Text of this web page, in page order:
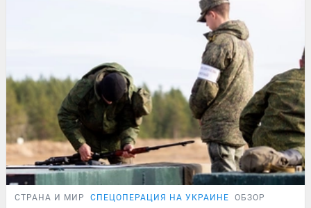
СТРАНА И МИР СПЕЦОПЕРАЦИЯ НА УКРАИНЕ ОБЗОР